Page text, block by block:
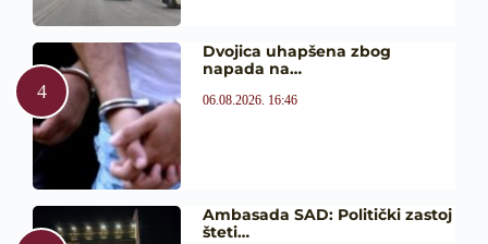
Dvojica uhapšena zbog
napada na…
06.08.2026. 16:46
Ambasada SAD: Politički zastoj
šteti…